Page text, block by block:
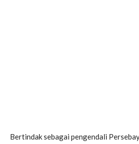
Bertindak sebagai pengendali